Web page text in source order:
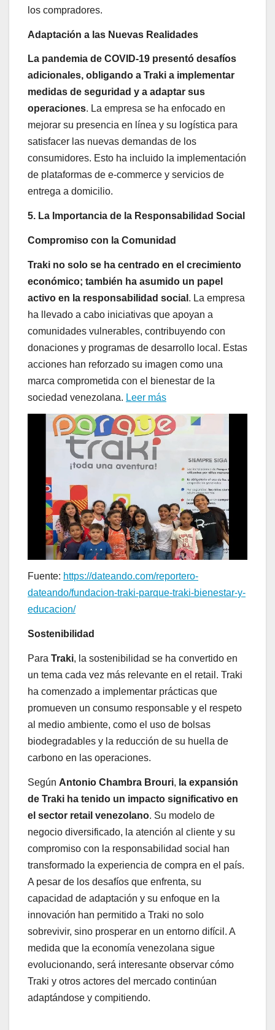
los compradores.
Adaptación a las Nuevas Realidades
La pandemia de COVID-19 presentó desafíos
adicionales, obligando a Traki a implementar
medidas de seguridad y a adaptar sus
operaciones. La empresa se ha enfocado en
mejorar su presencia en línea y su logística para
satisfacer las nuevas demandas de los
consumidores. Esto ha incluido la implementación
de plataformas de e-commerce y servicios de
entrega a domicilio.
5. La Importancia de la Responsabilidad Social
Compromiso con la Comunidad
Traki no solo se ha centrado en el crecimiento
económico; también ha asumido un papel
activo en la responsabilidad social . La empresa
ha llevado a cabo iniciativas que apoyan a
comunidades vulnerables, contribuyendo con
donaciones y programas de desarrollo local. Estas
acciones han reforzado su imagen como una
marca comprometida con el bienestar de la
sociedad venezolana. Leer más
Fuente: https://dateando.com/reportero-
dateando/fundacion-traki-parque-traki-bienestar-y-
educacion/
Sostenibilidad
Para Traki, la sostenibilidad se ha convertido en
un tema cada vez más relevante en el retail. Traki
ha comenzado a implementar prácticas que
promueven un consumo responsable y el respeto
al medio ambiente, como el uso de bolsas
biodegradables y la reducción de su huella de
carbono en las operaciones.
Según Antonio Chambra Brouri, la expansión
de Traki ha tenido un impacto significativo en
el sector retail venezolano. Su modelo de
negocio diversificado, la atención al cliente y su
compromiso con la responsabilidad social han
transformado la experiencia de compra en el país.
A pesar de los desafíos que enfrenta, su
capacidad de adaptación y su enfoque en la
innovación han permitido a Traki no solo
sobrevivir, sino prosperar en un entorno difícil. A
medida que la economía venezolana sigue
evolucionando, será interesante observar cómo
Traki y otros actores del mercado continúan
adaptándose y compitiendo.